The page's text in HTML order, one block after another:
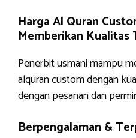
Harga Al Quran
Memberikan Kualitas
Penerbit usmani mampu
alquran custom dengan
dengan pesanan dan
Berpengalaman &